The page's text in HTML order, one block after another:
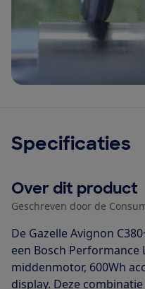
Specificaties
Over dit product
Geschreven door de
De Gazelle Avignon
een Bosch Performance
middenmotor, 600Wh
display. Deze